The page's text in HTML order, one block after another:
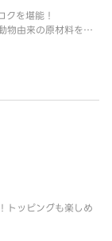
クを堪能！
物由来の原材料を使
トッピングも楽しめ